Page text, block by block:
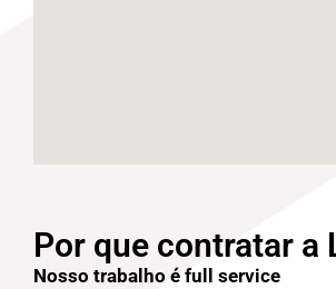
Por que contratar a
Nosso trabalho é full service